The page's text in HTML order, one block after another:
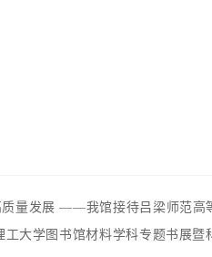
质量发展 ——我馆接待吕梁师范高
工大学图书馆材料学科专题书展